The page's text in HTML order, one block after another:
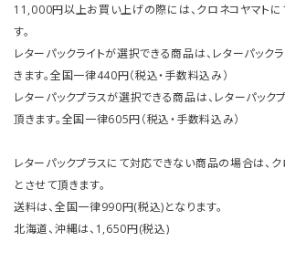
11,000円以上お買い上げの際には、クロネコヤマト
す。
レターパックライトが選択できる商品は、レターパック
きます。全国一律440円（税込・手数料込み）
レターパックプラスが選択できる商品は、レターパック
頂きます。全国一律605円（税込・手数料込み）
レターパックプラスにて対応できない商品の場合は、
とさせて頂きます。
送料は、全国一律990円(税込)となります。
北海道、沖縄は、1,650円(税込)